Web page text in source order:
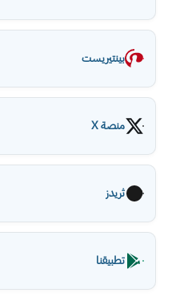
بينتيريست
منصة X
ثريدز
تطبيقنا